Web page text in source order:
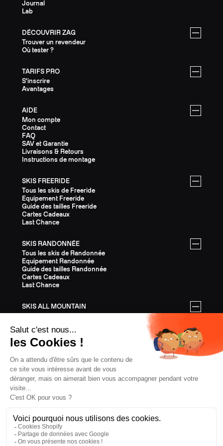
Journal
Lab
DÉCOUVRIR ZAG
Trouver un revendeur
Où tester ?
TARIFS PRO
S'inscrire
Avantages
AIDE
Mon compte
Contact
FAQ
SAV et Garantie
Livraisons & Retours
Instructions de montage
SKIS FREERIDE
Tous les skis de Freeride
Equipement Freeride
Guide des tailles Freeride
Cartes Cadeaux
Last Chance
SKIS RANDONNÉE
Tous les skis de Randonnée
Equipement Randonnée
Guide des tailles Randonnée
Cartes Cadeaux
Last Chance
SKIS ALL MOUNTAIN
Guide des tailles All Mountain
Cartes Cadeaux
Last Chance
ÉQUIPEMENT
Tout l'Équipement
Casques
Fixations
Bâtons
Couteaux
Textile
Cartes Cadeaux
Last Chance